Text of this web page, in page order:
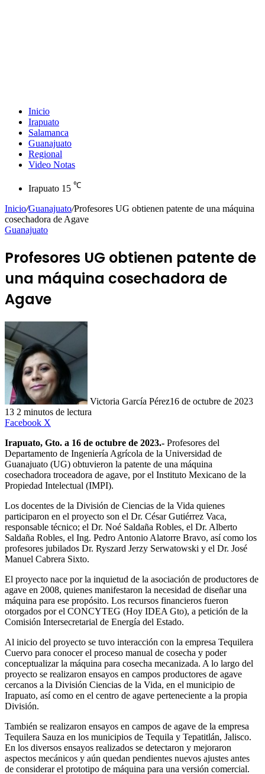
Inicio
Irapuato
Salamanca
Guanajuato
Regional
Video Notas
Irapuato 15 ℃
Inicio/Guanajuato/Profesores UG obtienen patente de una máquina
cosechadora de Agave
Guanajuato
Profesores UG obtienen patente de
una máquina cosechadora de
Agave
Victoria García Pérez16 de octubre de 2023
13 2 minutos de lectura
Facebook X
Irapuato, Gto. a 16 de octubre de 2023.- Profesores del
Departamento de Ingeniería Agrícola de la Universidad de
Guanajuato (UG) obtuvieron la patente de una máquina
cosechadora troceadora de agave, por el Instituto Mexicano de la
Propiedad Intelectual (IMPI).
Los docentes de la División de Ciencias de la Vida quienes
participaron en el proyecto son el Dr. César Gutiérrez Vaca,
responsable técnico; el Dr. Noé Saldaña Robles, el Dr. Alberto
Saldaña Robles, el Ing. Pedro Antonio Alatorre Bravo, así como los
profesores jubilados Dr. Ryszard Jerzy Serwatowski y el Dr. José
Manuel Cabrera Sixto.
El proyecto nace por la inquietud de la asociación de productores de
agave en 2008, quienes manifestaron la necesidad de diseñar una
máquina para ese propósito. Los recursos financieros fueron
otorgados por el CONCYTEG (Hoy IDEA Gto), a petición de la
Comisión Intersecretarial de Energía del Estado.
Al inicio del proyecto se tuvo interacción con la empresa Tequilera
Cuervo para conocer el proceso manual de cosecha y poder
conceptualizar la máquina para cosecha mecanizada. A lo largo del
proyecto se realizaron ensayos en campos productores de agave
cercanos a la División Ciencias de la Vida, en el municipio de
Irapuato, así como en el centro de agave perteneciente a la propia
División.
También se realizaron ensayos en campos de agave de la empresa
Tequilera Sauza en los municipios de Tequila y Tepatitlán, Jalisco.
En los diversos ensayos realizados se detectaron y mejoraron
aspectos mecánicos y aún quedan pendientes nuevos ajustes antes
de considerar el prototipo de máquina para una versión comercial.